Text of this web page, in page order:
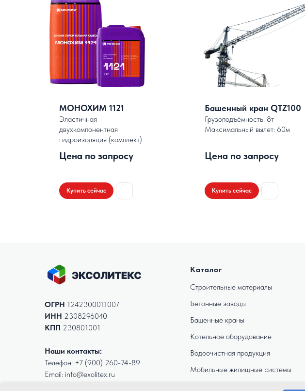
МОНОХИМ 1121
Эластичная
двухкомпонентная
гидроизоляция (комплект)
Цена по запросу
Купить сейчас
Башенный кран QTZ100
Грузоподъёмность: 8т
Максимальный вылет: 60м
Цена по запросу
Купить сейчас
ОГРН 1242300011007
ИНН 2308296040
КПП 230801001
Наши контакты:
Телефон: +7 (900) 260-74-89
Email: info@exolitex.ru
Каталог
Строительные материалы
Бетонные заводы
Башенные краны
Котельное оборудование
Водоочистная продукция
Мобильные жилищные системы